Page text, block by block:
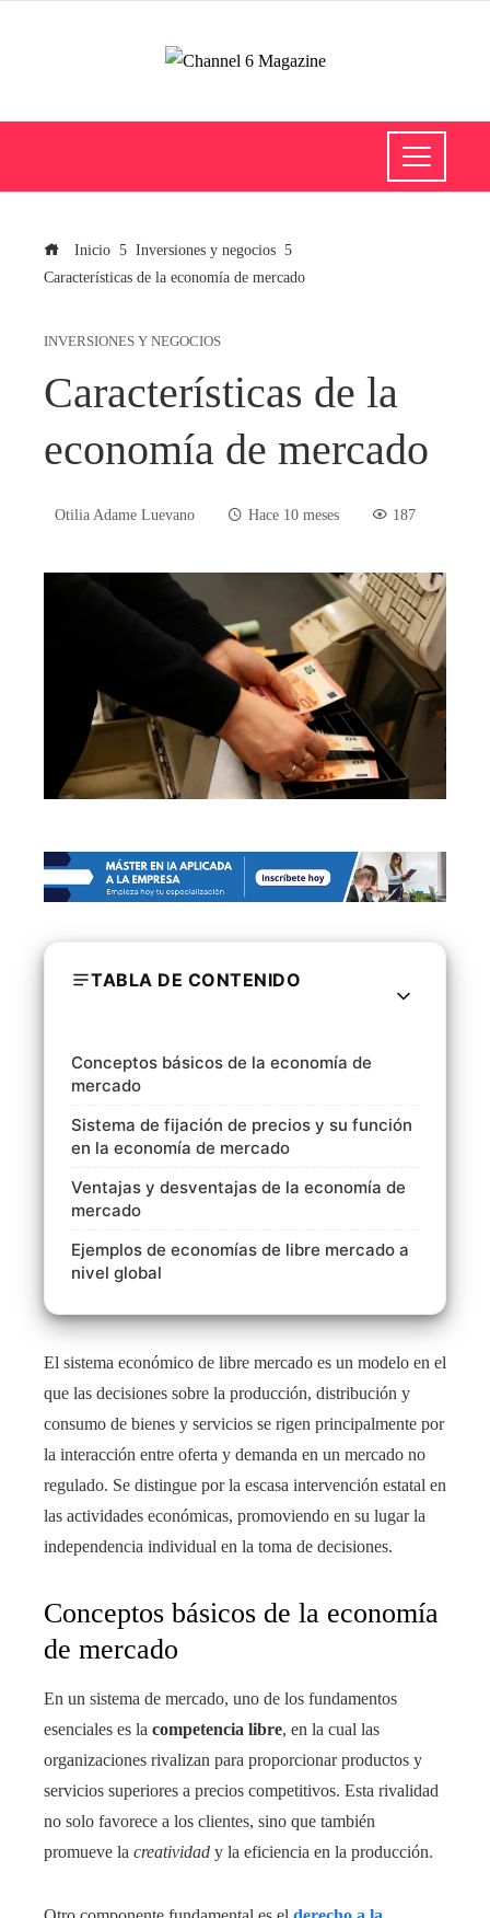
Inicio
Inversiones y negocios
Características de la economía de mercado
INVERSIONES Y NEGOCIOS
Características de la
economía de mercado
Otilia Adame Luevano Hace 10 meses 187
TABLA DE CONTENIDO
Conceptos básicos de la economía de
mercado
Sistema de fijación de precios y su función
en la economía de mercado
Ventajas y desventajas de la economía de
mercado
Ejemplos de economías de libre mercado a
nivel global
El sistema económico de libre mercado es un modelo en el
que las decisiones sobre la producción, distribución y
consumo de bienes y servicios se rigen principalmente por
la interacción entre oferta y demanda en un mercado no
regulado. Se distingue por la escasa intervención estatal en
las actividades económicas, promoviendo en su lugar la
independencia individual en la toma de decisiones.
Conceptos básicos de la economía
de mercado
En un sistema de mercado, uno de los fundamentos
esenciales es la competencia libre, en la cual las
organizaciones rivalizan para proporcionar productos y
servicios superiores a precios competitivos. Esta rivalidad
no solo favorece a los clientes, sino que también
promueve la creatividad y la eficiencia en la producción.